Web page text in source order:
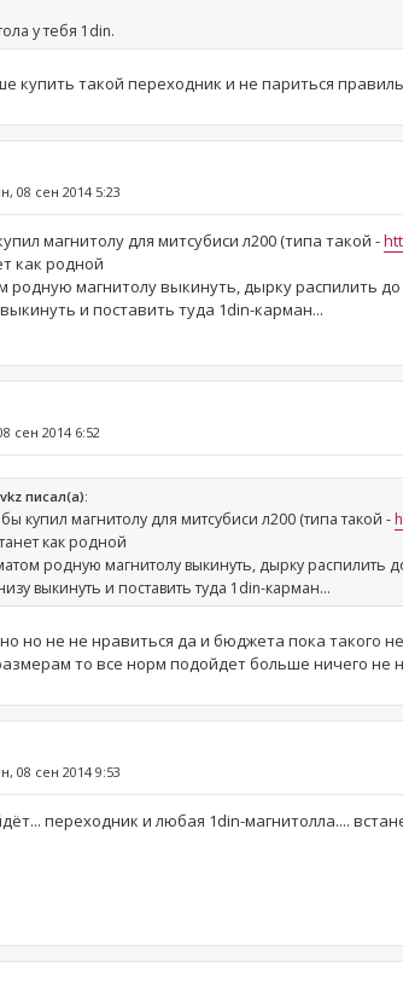
у тебя 1din.
купить такой переходник и не париться
08 сен 2014 5:23
магнитолу для митсубиси л200 (типа такой -
как родной
родную магнитолу выкинуть, дырку распилить
и поставить туда 1din-карман...
сен 2014 6:52
писал(а):
бы купил магнитолу для митсубиси л200 (типа такой -
как родной
родную магнитолу выкинуть, дырку распилить
выкинуть и поставить туда 1din-карман...
но не не нравиться да и бюджета пока такого
то все норм подойдет больше ничего не
08 сен 2014 9:53
переходник и любая 1din-магнитолла....